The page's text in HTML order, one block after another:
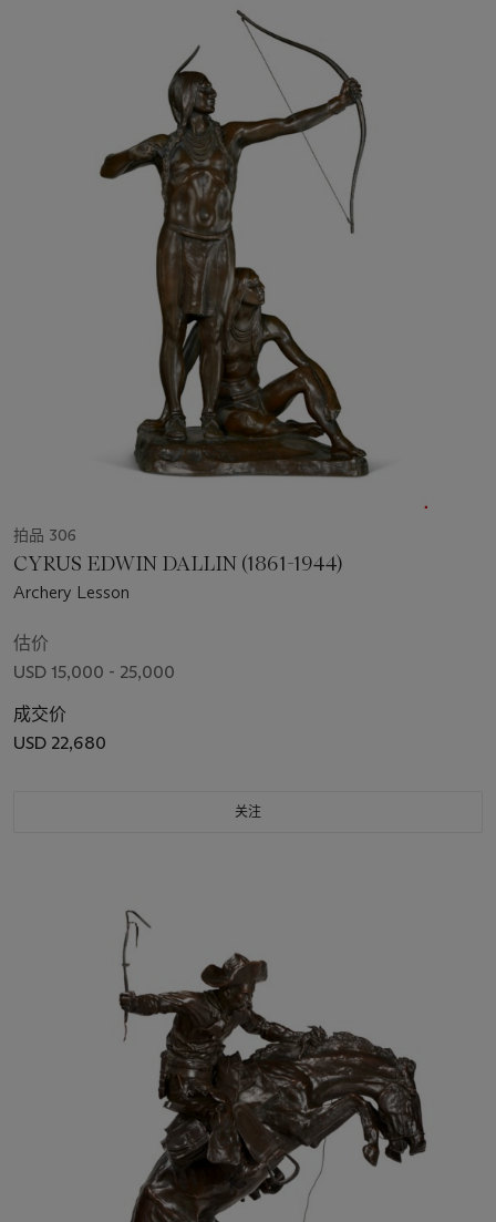
拍品 306
CYRUS EDWIN DALLIN (1861-1944)
Archery Lesson
估价
USD 15,000 - 25,000
成交价
USD 22,680
关注